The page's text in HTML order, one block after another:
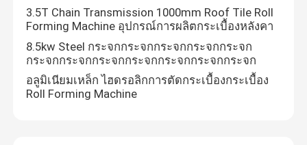
3.5T Chain Transmission 1000mm Roof Tile Roll
Forming Machine อุปกรณ์การผลิตกระเบื้องหลังคา
8.5kw Steel กระจกกระจกกระจกกระจกกระจก
กระจกกระจกกระจกกระจกกระจกกระจกกระจก
อลูมิเนียมเหล็ก ไฮดรอลิกการตัดกระเบื้องกระเบื้อง
Roll Forming Machine